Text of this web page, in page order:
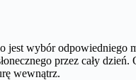
wybór odpowiedniego
przez cały
wewnątrz.